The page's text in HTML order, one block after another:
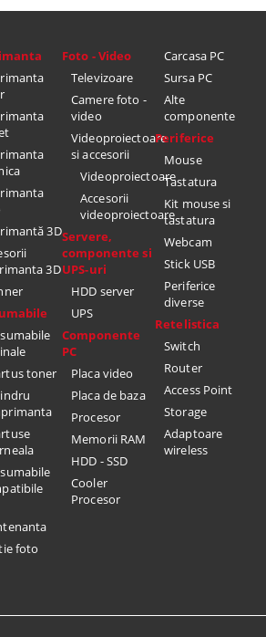
3D
3D
toner
foto
Foto - Video
Televizoare
Camere foto -
video
Videoproiectoare
si accesorii
Videoproiectoare
Accesorii
videoproiectoare
Servere,
componente si
UPS-uri
HDD server
UPS
Componente
PC
Placa video
Placa de baza
Procesor
Memorii RAM
HDD - SSD
Cooler
Procesor
Carcasa PC
Sursa PC
Alte
componente
Periferice
Mouse
Tastatura
Kit mouse si
tastatura
Webcam
Stick USB
Periferice
diverse
Retelistica
Switch
Router
Access Point
Storage
Adaptoare
wireless